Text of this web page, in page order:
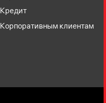
Кредит
Корпоративным клиентам